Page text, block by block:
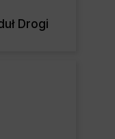
Drogi